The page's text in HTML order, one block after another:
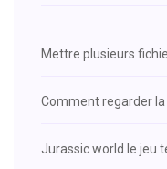
Mettre plusieurs
Comment regarder
Jurassic world le jeu